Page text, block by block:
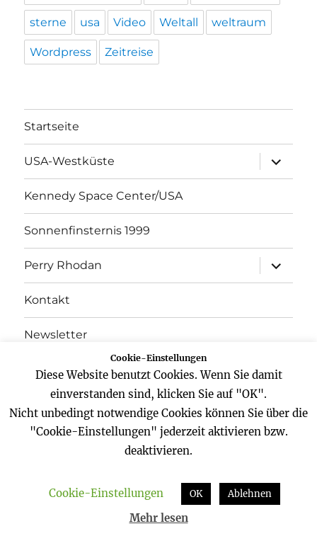
sterne usa Video Weltall weltraum
Wordpress Zeitreise
Startseite
USA-Westküste
öffnen
Kennedy Space Center/USA
Sonnenfinsternis 1999
Perry Rhodan
öffnen
Kontakt
Newsletter
Datenschutz
FacebookTwitterYouTube
Zeitreisender Datenschutz
Stolz präsentiert von
Cookie-Einstellungen
Diese Website benutzt Cookies. Wenn Sie damit
einverstanden sind, klicken Sie auf "OK".
Nicht unbedingt notwendige Cookies können Sie über die
"Cookie-Einstellungen" jederzeit aktivieren bzw.
deaktivieren.
Cookie-Einstellungen OK Ablehnen
Mehr lesen